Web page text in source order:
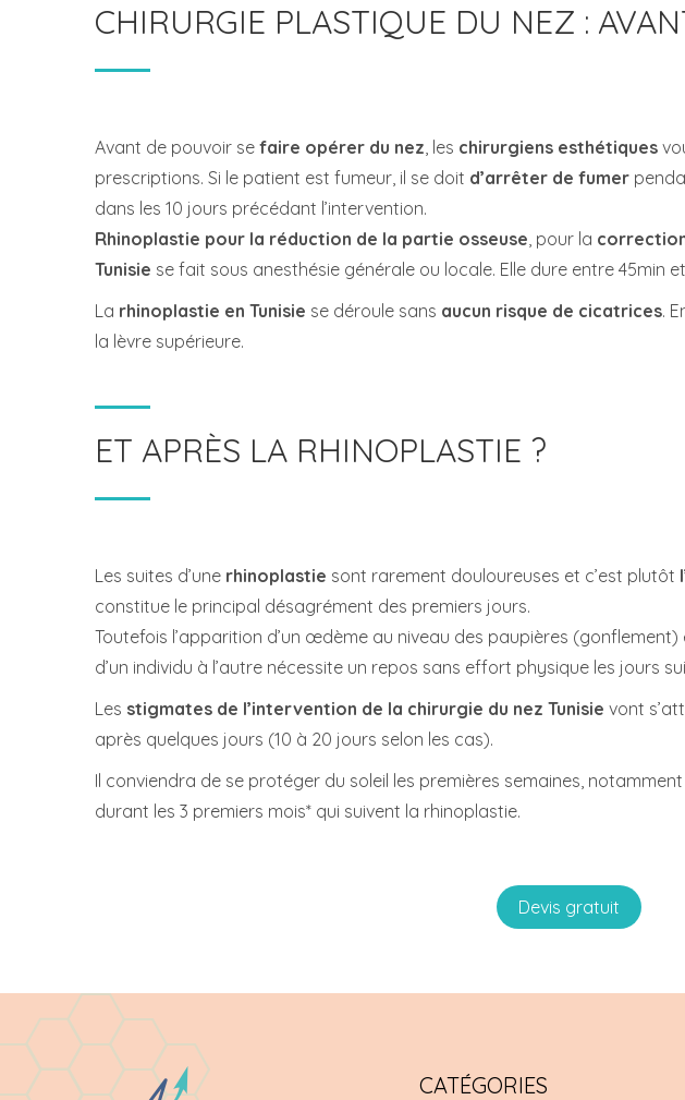
CHIRURGIE PLASTIQUE DU NEZ :
Avant de pouvoir se faire opérer du nez, les chirurgiens esthétiques
prescriptions. Si le patient est fumeur, il se doit d’arrêter de fumer
dans les 10 jours précédant l’intervention.
Rhinoplastie pour la réduction de la partie osseuse, pour la
Tunisie se fait sous anesthésie générale ou locale. Elle dure entre 45min
La rhinoplastie en Tunisie se déroule sans aucun risque de cicatrices.
la lèvre supérieure.
ET APRÈS LA RHINOPLASTIE ?
Les suites d’une rhinoplastie sont rarement douloureuses et c’est plutôt
constitue le principal désagrément des premiers jours.
Toutefois l’apparition d’un œdème au niveau des paupières
d’un individu à l’autre nécessite un repos sans effort physique les jours
Les stigmates de l’intervention de la chirurgie du nez Tunisie vont
après quelques jours (10 à 20 jours selon les cas).
Il conviendra de se protéger du soleil les premières semaines,
durant les 3 premiers mois* qui suivent la rhinoplastie.
Devis gratuit
CATÉGORIES